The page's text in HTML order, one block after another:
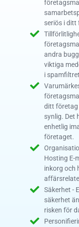
seriös i ditt
andra
viktiga
i
ditt företag
synlig. Det
enhetlig
företaget.
Hosting E-
inkorg och
Säkerhet -
säkerhet
risken för